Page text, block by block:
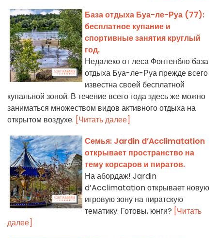
База отдыха Буа-ле-Руа (77):
бесплатное купание и
спортивные занятия круглый
год.
Недалеко от леса Фонтенбло база
отдыха Буа-ле-Руа прежде всего
известна своей бесплатной
купальной зоной. В течение всего года здесь же можно
заниматься множеством видов активного отдыха на
открытом воздухе. [Читать далее]
Семья: Jardin d’Acclimatation
открывает пространство на
тему корсаров и пиратов.
На абордаж! Jardin
d’Acclimatation открывает новую
игровую зону на пиратскую
тематику. Готовы, юнги? [Читать
далее]